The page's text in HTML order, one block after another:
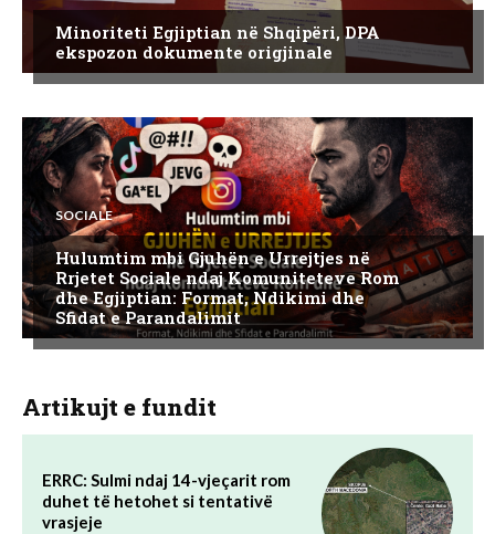
Minoriteti Egjiptian në Shqipëri, DPA
ekspozon dokumente origjinale
SOCIALE
Hulumtim mbi Gjuhën e Urrejtjes në
Rrjetet Sociale ndaj Komuniteteve Rom
dhe Egjiptian: Format, Ndikimi dhe
Sfidat e Parandalimit
Artikujt e fundit
ERRC: Sulmi ndaj 14-vjeçarit rom
duhet të hetohet si tentativë
vrasjeje